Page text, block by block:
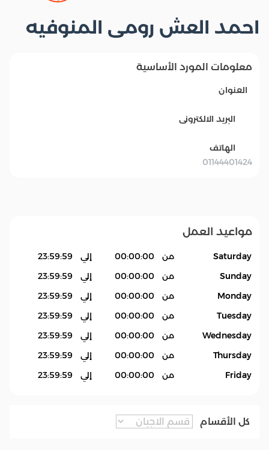
احمد العش رومى المنوفيه
معلومات المورد الأساسية
العنوان
البريد الالكترونى
الهاتف
01144401424
مواعيد العمل
Saturday من 00:00:00 إلي
23:59:59
Sunday
من 00:00:00 إلي
23:59:59
Monday
من 00:00:00 إلي
23:59:59
Tuesday
من 00:00:00 إلي
23:59:59
Wednesday
من 00:00:00 إلي
23:59:59
Thursday
من 00:00:00 إلي
23:59:59
Friday
من 00:00:00 إلي 23:59:59
كل الأقسام